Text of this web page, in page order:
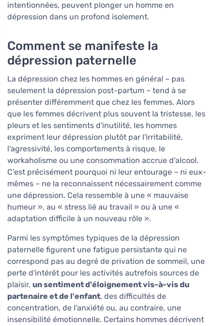
intentionnées, peuvent plonger un homme en
dépression dans un profond isolement.
Comment se manifeste la
dépression paternelle
La dépression chez les hommes en général – pas
seulement la dépression post-partum – tend à se
présenter différemment que chez les femmes. Alors
que les femmes décrivent plus souvent la tristesse, les
pleurs et les sentiments d'inutilité, les hommes
expriment leur dépression plutôt par l'irritabilité,
l'agressivité, les comportements à risque, le
workaholisme ou une consommation accrue d'alcool.
C'est précisément pourquoi ni leur entourage – ni eux-
mêmes – ne la reconnaissent nécessairement comme
une dépression. Cela ressemble à une « mauvaise
humeur », au « stress lié au travail » ou à une «
adaptation difficile à un nouveau rôle ».
Parmi les symptômes typiques de la dépression
paternelle figurent une fatigue persistante qui ne
correspond pas au degré de privation de sommeil, une
perte d'intérêt pour les activités autrefois sources de
plaisir, un sentiment d'éloignement vis-à-vis du
partenaire et de l'enfant, des difficultés de
concentration, de l'anxiété ou, au contraire, une
insensibilité émotionnelle. Certains hommes décrivent